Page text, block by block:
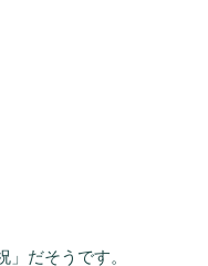
だそうです。